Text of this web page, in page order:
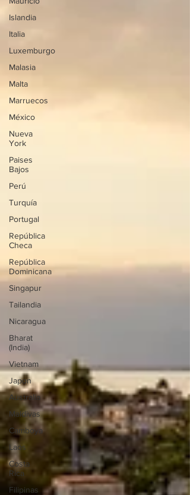
Islandia
Italia
Luxemburgo
Malasia
Malta
Marruecos
México
Nueva
York
Paises
Bajos
Perú
Turquía
Portugal
República
Checa
República
Dominicana
Singapur
Tailandia
Nicaragua
Bharat
(India)
Vietnam
Japon
Australia
Maldivas
Camboya
Laos
Costa
Rica
Filipinas